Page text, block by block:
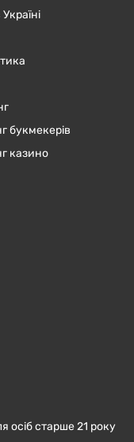
букмекерів
казино
осіб старше 21 року